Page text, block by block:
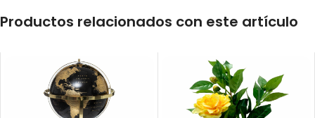
Productos relacionados con este artículo